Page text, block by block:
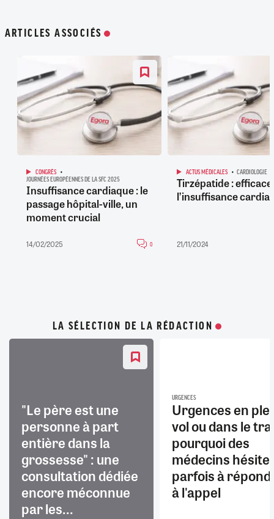
ARTICLES ASSOCIÉS
CONGRÈS
JOURNÉES EUROPÉENNES DE LA SFC 2025
Insuffisance cardiaque : le
passage hôpital-ville, un
moment crucial
14/02/2025 0
ACTUS MÉDICALES CARDIOLOGIE
Tirzépatide :
l’insuffisance
21/11/2024
LA SÉLECTION DE LA RÉDACTION
"Le père est une
personne à part
entière dans la
grossesse" : une
consultation dédiée
encore méconnue
par les...
URGENCES
Urgences en
vol ou dans le
pourquoi des
médecins
parfois à
à l'appel